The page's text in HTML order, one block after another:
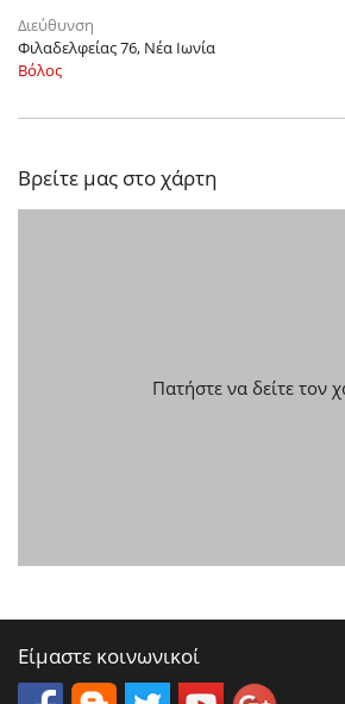
Διεύθυνση
Φιλαδελφείας 76, Νέα Ιωνία
Βόλος
Βρείτε μας στο χάρτη
Πατήστε να δείτε τον
Είμαστε κοινωνικοί